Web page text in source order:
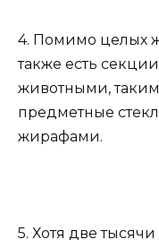
4. Помимо целых
также есть
животными,
предметные
жирафами.
5. Хотя две